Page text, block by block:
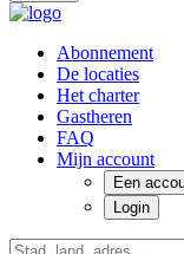
Abonnement
De locaties
Het charter
Gastheren
FAQ
Mijn account
Een
Login